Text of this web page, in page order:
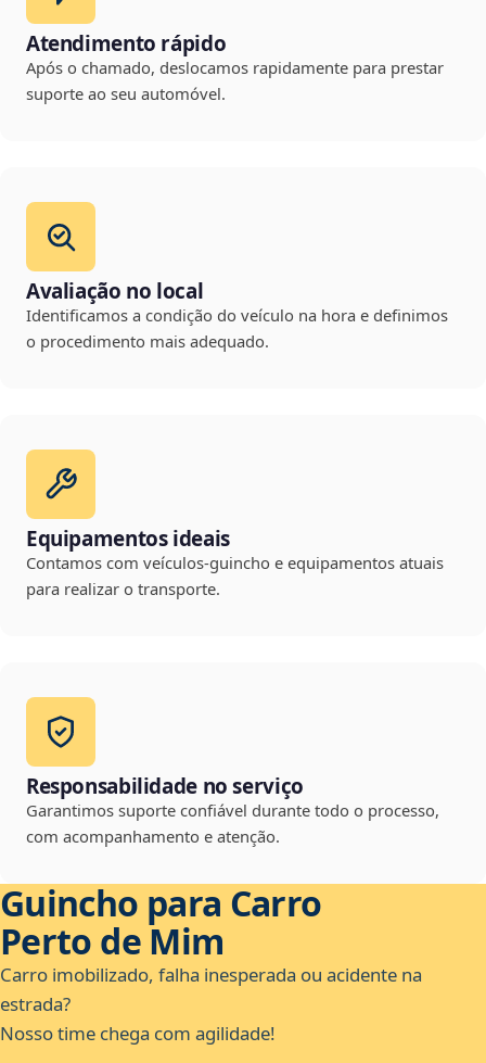
Atendimento rápido
Após o chamado, deslocamos rapidamente para prestar
suporte ao seu automóvel.
Avaliação no local
Identificamos a condição do veículo na hora e definimos
o procedimento mais adequado.
Equipamentos ideais
Contamos com veículos-guincho e equipamentos atuais
para realizar o transporte.
Responsabilidade no serviço
Garantimos suporte confiável durante todo o processo,
com acompanhamento e atenção.
Guincho para Carro
Perto de Mim
Carro imobilizado, falha inesperada ou acidente na
estrada?
Nosso time chega com agilidade!